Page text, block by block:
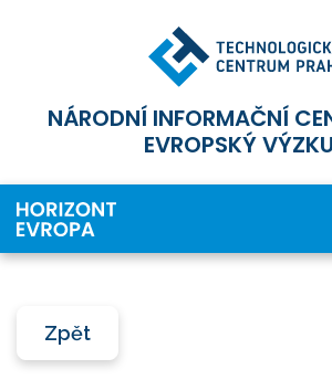
NÁRODNÍ INFORMAČNÍ
EVROPSKÝ
Zpět